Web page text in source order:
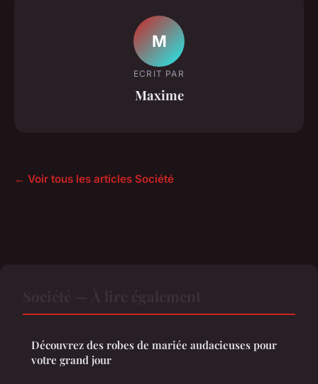
M
ECRIT PAR
Maxime
← Voir tous les articles Société
Découvrez des robes de mariée audacieuses pour
votre grand jour